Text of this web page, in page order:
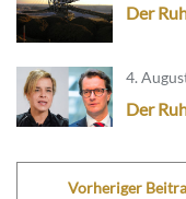
Der
4.
Der
Vorheriger